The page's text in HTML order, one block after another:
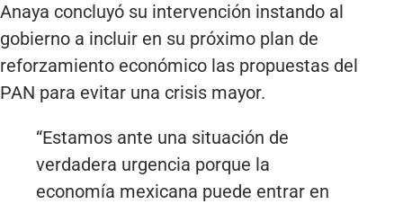
Anaya concluyó su intervención instando al
gobierno a incluir en su próximo plan de
reforzamiento económico las propuestas del
PAN para evitar una crisis mayor.
“Estamos ante una situación de
verdadera urgencia porque la
economía mexicana puede entrar en